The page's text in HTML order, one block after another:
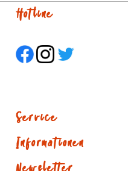
Hotline
Service
Informationen